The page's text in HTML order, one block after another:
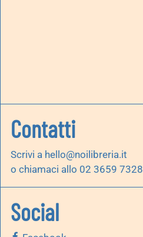
Contatti
Scrivi a hello@noilibreria.it
o chiamaci allo 02 3659 7328
Social